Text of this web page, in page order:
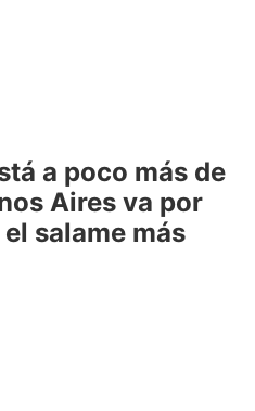
a poco más de
Aires va por
salame más